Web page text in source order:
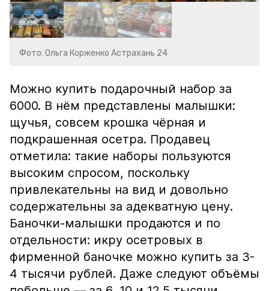
Фото: Ольга Корженко Астрахань 24
Можно купить подарочный набор за
6000. В нём представлены малышки:
щучья, совсем крошка чёрная и
подкрашенная осетра. Продавец
отметила: такие наборы пользуются
высоким спросом, поскольку
привлекательны на вид и довольно
содержательны за адекватную цену.
Баночки-малышки продаются и по
отдельности: икру осетровых в
фирменной баночке можно купить за 3-
4 тысячи рублей. Даже следуют объёмы